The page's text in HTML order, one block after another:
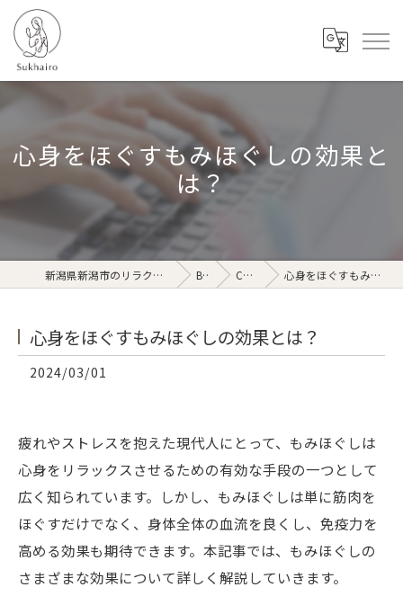
心身をほぐすもみほぐしの効果と
は？
新潟県新潟市のリラクゼーションならSukhairo Blog Column 心身をほぐすもみほぐしの効果とは？
心身をほぐすもみほぐしの効果とは？
2024/03/01
疲れやストレスを抱えた現代人にとって、もみほぐしは
心身をリラックスさせるための有効な手段の一つとして
広く知られています。しかし、もみほぐしは単に筋肉を
ほぐすだけでなく、身体全体の血流を良くし、免疫力を
高める効果も期待できます。本記事では、もみほぐしの
さまざまな効果について詳しく解説していきます。